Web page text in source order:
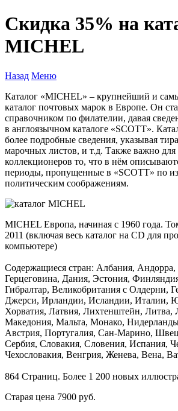
Скидка 35% на
MICHEL
Назад Меню
Каталог «MICHEL» – крупнейший и
каталог почтовых марок в Европе. Он
справочником по филателии, давая
в англоязычном каталоге «SCOTT».
более подробные сведения, указывая
марочных листов, и т.д. Также важно для
коллекционеров то, что в нём
периоды, пропущенные в «SCOTT» по
политическим соображениям.
MICHEL Европа, начиная с 1960 года.
2011 (включая весь каталог на CD для
компьютере)
Содержащиеся стран: Албания, Андорра,
Герцеговина, Дания, Эстония,
Гибралтар, Великобритания с Олдерни,
Джерси, Ирландии, Исландии, Италии,
Хорватия, Латвия, Лихтенштейн, Литва,
Македония, Мальта, Монако,
Австрия, Португалия, Сан-Марино,
Сербия, Словакия, Словения, Испания,
Чехословакия, Венгрия, Женева, Вена,
864 Страниц. Более 1 200 новых
Старая цена 7900 руб.